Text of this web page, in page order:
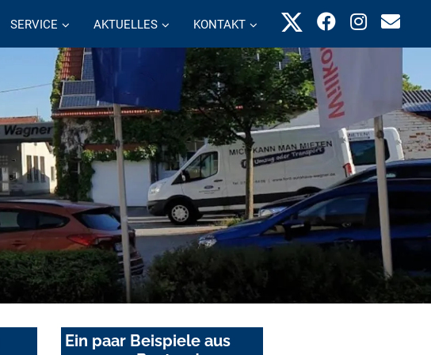
SERVICE AKTUELLES KONTAKT
Ein paar Beispiele aus